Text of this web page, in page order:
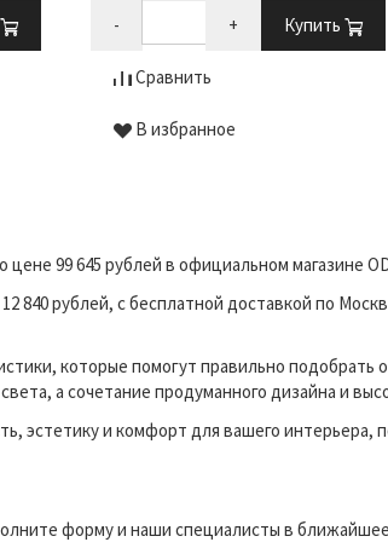
- + Купить
Сравнить
В избранное
99 645 рублей в официальном магазине
рублей, с бесплатной доставкой по
которые помогут правильно подобрать
а сочетание продуманного дизайна и
эстетику и комфорт для вашего интерьера,
форму и наши специалисты в ближайшее